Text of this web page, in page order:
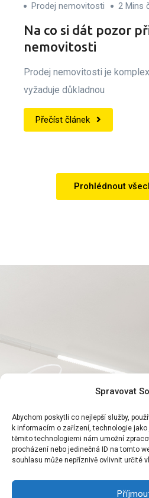
Spravovat
Abychom poskytli co nejlepší služby,
k informacím o zařízení, technologie
těmito technologiemi nám umožní
procházení nebo jedinečná ID na tomto
souhlasu může nepříznivě ovlivnit určité
Prodej nemovitosti 2 Mins
Na co si dát pozor
nemovitosti
Prodej nemovitosti je
vyžaduje důkladnou
Přečíst článek
Prohlédnout
Projděte
bezpečně s